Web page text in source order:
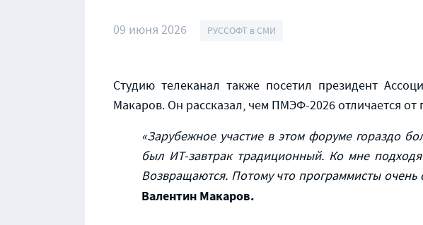
09 июня 2026 РУССОФТ в СМИ
Студию телеканал также посетил президент
Макаров. Он рассказал, чем ПМЭФ-2026 отличается
«Зарубежное участие в этом форуме гораздо
был ИТ-завтрак традиционный. Ко мне
Возвращаются. Потому что программисты
Валентин Макаров.